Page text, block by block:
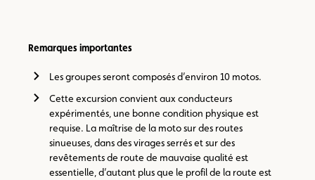
Remarques importantes
Les groupes seront composés d’environ 10 motos.
Cette excursion convient aux conducteurs
expérimentés, une bonne condition physique est
requise. La maîtrise de la moto sur des routes
sinueuses, dans des virages serrés et sur des
revêtements de route de mauvaise qualité est
essentielle, d’autant plus que le profil de la route est